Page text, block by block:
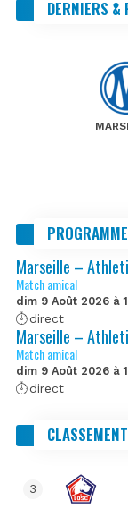
DERNIERS &
Marseille –
Match amical
dim 9 Août 2026 à
direct
Marseille –
Match amical
dim 9 Août 2026 à
direct
3